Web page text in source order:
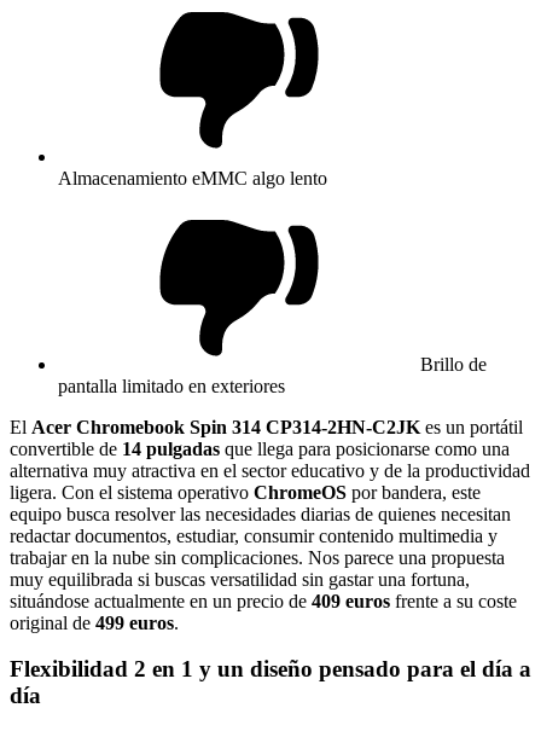
Almacenamiento eMMC algo lento
Brillo de
pantalla limitado en exteriores
El Acer Chromebook Spin 314 CP314-2HN-C2JK es un portátil
convertible de 14 pulgadas que llega para posicionarse como una
alternativa muy atractiva en el sector educativo y de la productividad
ligera. Con el sistema operativo ChromeOS por bandera, este
equipo busca resolver las necesidades diarias de quienes necesitan
redactar documentos, estudiar, consumir contenido multimedia y
trabajar en la nube sin complicaciones. Nos parece una propuesta
muy equilibrada si buscas versatilidad sin gastar una fortuna,
situándose actualmente en un precio de 409 euros frente a su coste
original de 499 euros.
Flexibilidad 2 en 1 y un diseño pensado para el día a
día